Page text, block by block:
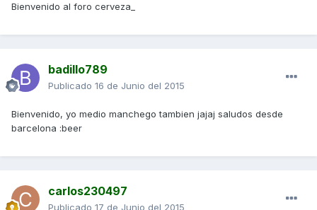
Bienvenido al foro cerveza_
badillo789
Publicado 16 de Junio del 2015
Bienvenido, yo medio manchego tambien jajaj saludos desde
barcelona :beer
carlos230497
Publicado 17 de Junio del 2015